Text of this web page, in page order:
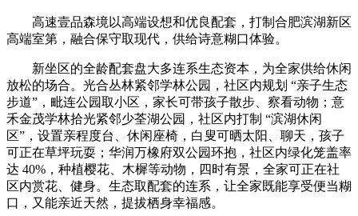
高速壹品森境以高端设想和优良配套，打制合肥滨湖新区
高端室第，融合保守取现代，供给诗意糊口体验。
新坐区的全龄配套盘大多连系生态资本，为全家供给休闲
放松的场合。光合丛林紧邻学林公园，社区内规划 “亲子生态
步道”，毗连公园取小区，家长可带孩子散步、察看动物；意
禾金茂学林拾光紧邻少荃湖公园，社区内打制 “滨湖休闲
区”，设置亲程度台、休闲座椅，白叟可晒太阳、聊天，孩子
可正在草坪玩耍；华润万橡府双公园环抱，社区内绿化笼盖率
达 40%，种植樱花、木樨等动物，四时有景，全家可正在社
区内赏花、健身。生态取配套的连系，让全家既能享受便当糊
口，又能亲近天然，提拔栖身幸福感。